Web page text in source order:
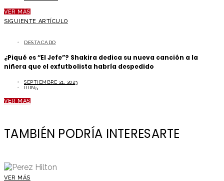
VER MÁS
SIGUIENTE ARTÍCULO
DESTACADO
¿Piqué es “El Jefe”? Shakira dedica su nueva canción a la
niñera que el exfutbolista habría despedido
SEPTIEMBRE 21, 2023
RDN5
VER MÁS
TAMBIÉN PODRÍA INTERESARTE
VER MÁS